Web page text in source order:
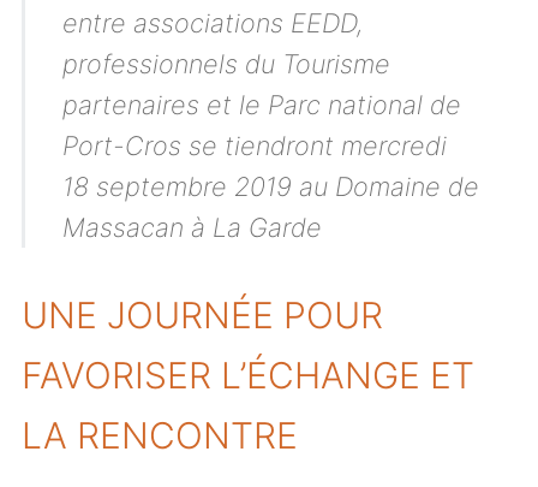
entre associations EEDD,
professionnels du Tourisme
partenaires et le Parc national de
Port-Cros se tiendront mercredi
18 septembre 2019 au Domaine de
Massacan à La Garde
UNE JOURNÉE POUR
FAVORISER L’ÉCHANGE ET
LA RENCONTRE